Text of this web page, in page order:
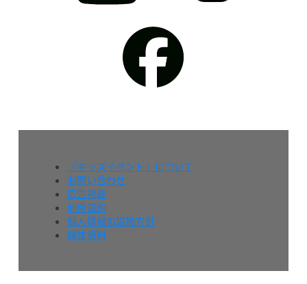
『キッズイベント』について
お問い合わせ
広告掲載
利用規約
個人情報の取扱方針
媒体資料